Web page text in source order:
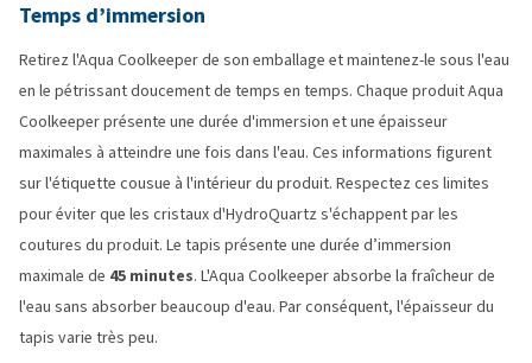
Temps d’immersion
Retirez l'Aqua Coolkeeper de son emballage et maintenez-le sous l'eau
en le pétrissant doucement de temps en temps. Chaque produit Aqua
Coolkeeper présente une durée d'immersion et une épaisseur
maximales à atteindre une fois dans l'eau. Ces informations figurent
sur l'étiquette cousue à l'intérieur du produit. Respectez ces limites
pour éviter que les cristaux d'HydroQuartz s'échappent par les
coutures du produit. Le tapis présente une durée d’immersion
maximale de 45 minutes. L'Aqua Coolkeeper absorbe la fraîcheur de
l'eau sans absorber beaucoup d'eau. Par conséquent, l'épaisseur du
tapis varie très peu.